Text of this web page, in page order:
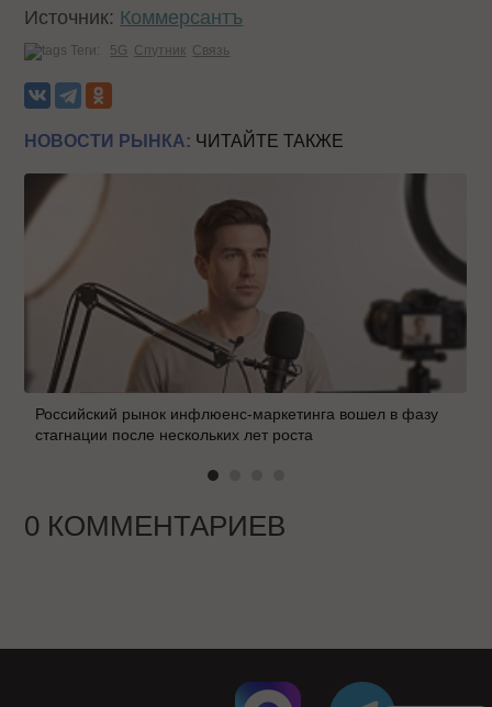
Источник: Коммерcантъ
Теги: 5G Спутник Связь
НОВОСТИ РЫНКА: ЧИТАЙТЕ ТАКЖЕ
Российский рынок инфлюенс-маркетинга вошел в фазу
стагнации после нескольких лет роста
0 КОММЕНТАРИЕВ